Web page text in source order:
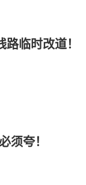
临时改道！
须夸！